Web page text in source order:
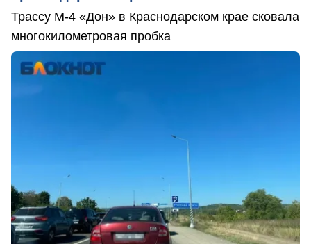
Трассу М-4 «Дон» в Краснодарском крае сковала
многокилометровая пробка